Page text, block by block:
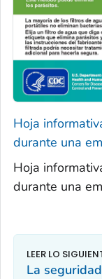
Hoja
durante una
Hoja
durante una
La